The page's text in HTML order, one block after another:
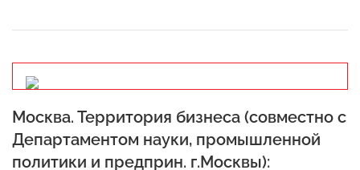
Москва. Территория бизнеса (совместно с
Департаментом науки, промышленной
политики и предприн. г.Москвы):